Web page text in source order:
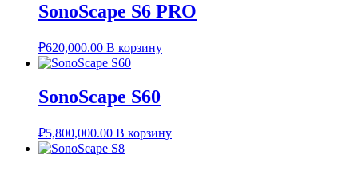
SonoScape S6 PRO
₽620,000.00 В корзину
SonoScape S60
₽5,800,000.00 В корзину